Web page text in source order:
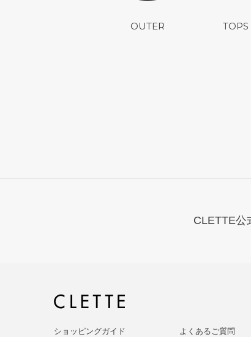
OUTER TOPS
CLETTE公
ショッピングガイド よくあるご質問